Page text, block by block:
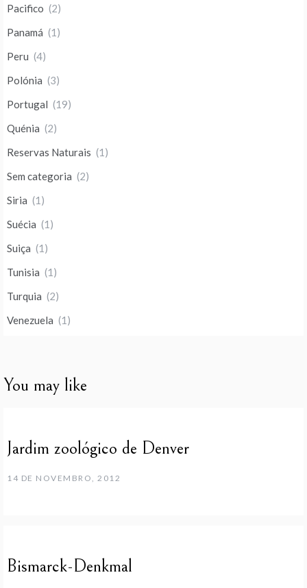
Pacifico (2)
Panamá (1)
Peru (4)
Polónia (3)
Portugal (19)
Quénia (2)
Reservas Naturais (1)
Sem categoria (2)
Siria (1)
Suécia (1)
Suiça (1)
Tunisia (1)
Turquia (2)
Venezuela (1)
You may like
Jardim zoológico de Denver
14 DE NOVEMBRO, 2012
Bismarck-Denkmal